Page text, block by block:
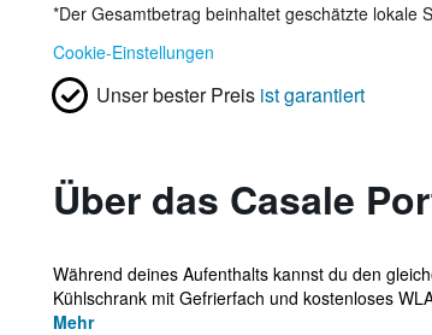
*Der Gesamtbetrag beinhaltet geschätzte lokale
Cookie-Einstellungen
Unser bester Preis ist garantiert
Über das Casale
Während deines Aufenthalts kannst du den
Kühlschrank mit Gefrierfach und kostenloses
Mehr